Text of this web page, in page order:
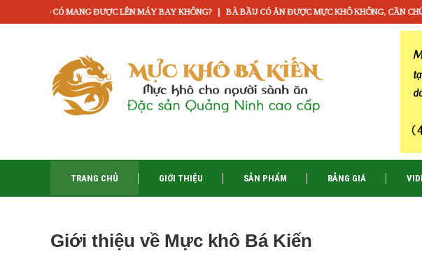
MANG ĐƯỢC LÊN MÁY BAY KHÔNG?|BÀ BẦU CÓ ĂN ĐƯỢC MỰC KHÔ KHÔNG, CẦN CHÚ Ý NHỮNG
TRANG CHỦ GIỚI THIỆU SẢN PHẨM BẢNG GIÁ
Giới thiệu về Mực khô Bá Kiến